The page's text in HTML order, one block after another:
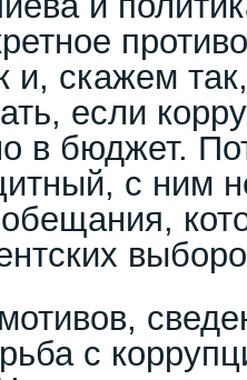
и, скажем
если
в бюджет.
с ним
с